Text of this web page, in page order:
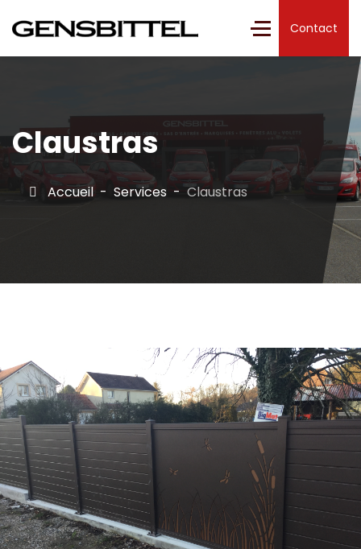
Contact
Claustras
Accueil Services Claustras